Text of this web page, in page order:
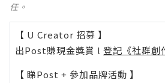
任。
【 U Creator 招募 】
出Post賺現金獎賞 l 登記《社群創
【 睇Post + 參加品牌活動 】